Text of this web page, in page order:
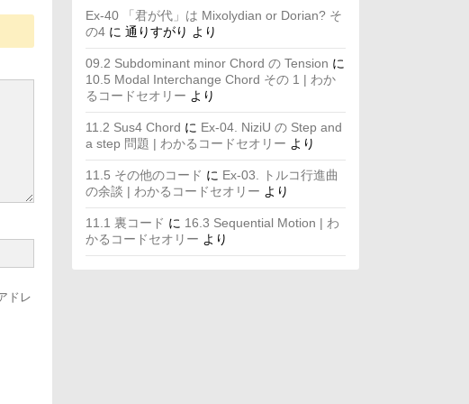
ドレ
Ex-40 「君が代」は Mixolydian or Dorian? そ
の4 に 通りすがり より
09.2 Subdominant minor Chord の Tension に
10.5 Modal Interchange Chord その 1 | わか
るコードセオリー より
11.2 Sus4 Chord に Ex-04. NiziU の Step and
a step 問題 | わかるコードセオリー より
11.5 その他のコード に Ex-03. トルコ行進曲
の余談 | わかるコードセオリー より
11.1 裏コード に 16.3 Sequential Motion | わ
かるコードセオリー より